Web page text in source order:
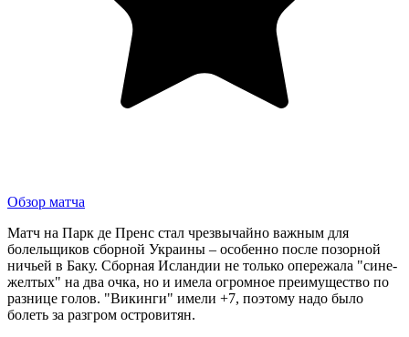
Обзор матча
Матч на Парк де Пренс стал чрезвычайно важным для
болельщиков сборной Украины – особенно после позорной
ничьей в Баку. Сборная Исландии не только опережала "сине-
желтых" на два очка, но и имела огромное преимущество по
разнице голов. "Викинги" имели +7, поэтому надо было
болеть за разгром островитян.